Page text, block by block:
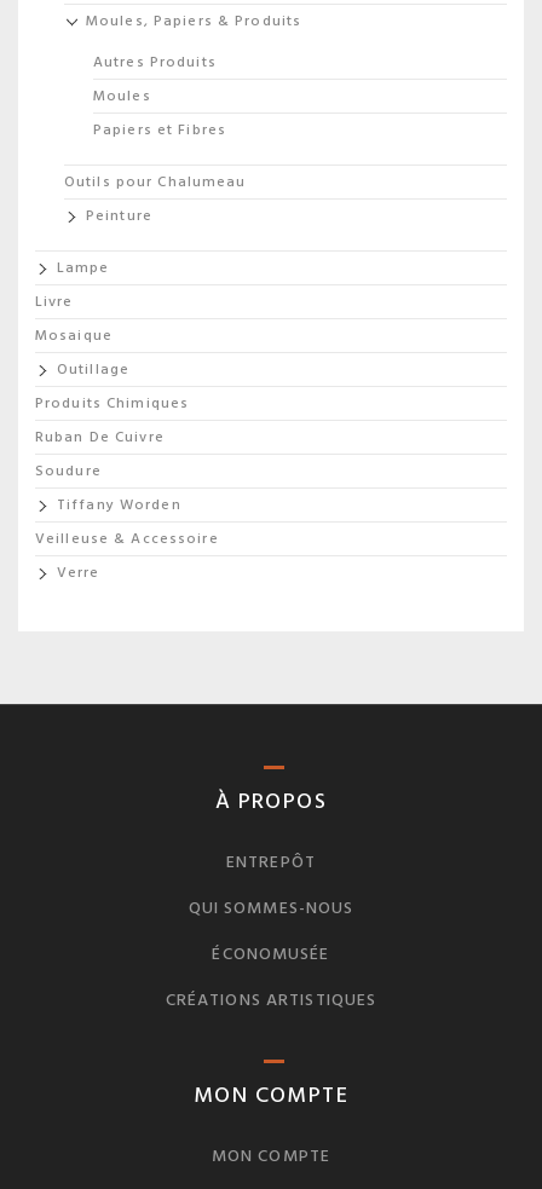
Moules, Papiers & Produits
Autres Produits
Moules
Papiers et Fibres
Outils pour Chalumeau
Peinture
Lampe
Livre
Mosaique
Outillage
Produits Chimiques
Ruban De Cuivre
Soudure
Tiffany Worden
Veilleuse & Accessoire
Verre
À PROPOS
ENTREPÔT
QUI SOMMES-NOUS
ÉCONOMUSÉE
CRÉATIONS ARTISTIQUES
MON COMPTE
MON COMPTE